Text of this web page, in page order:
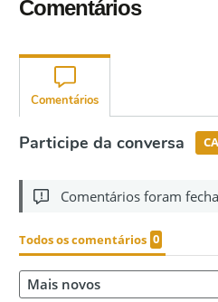
Comentários